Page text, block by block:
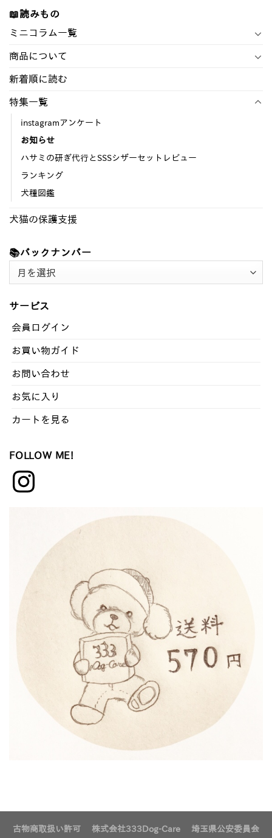
📖読みもの
ミニコラム一覧
商品について
新着順に読む
特集一覧
instagramアンケート
お知らせ
ハサミの研ぎ代行とSSSシザーセットレビュー
ランキング
犬種図鑑
犬猫の保護支援
📚バックナンバー
ク
ナ
バ
サービス
会員ログイン
お買い物ガイド
お問い合わせ
お気に入り
カートを見る
FOLLOW ME!
Instagram
古物商取扱い許可 株式会社333Dog-Care 埼玉県公安委員会